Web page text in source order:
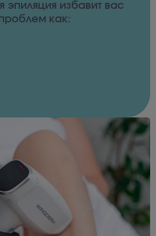
эпиляция избавит вас
как: